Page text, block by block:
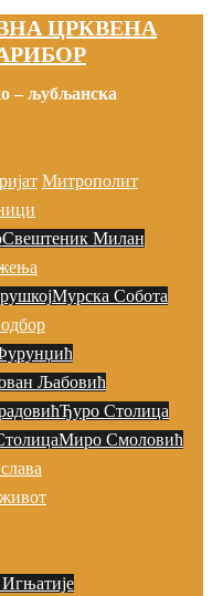
ЦРКВЕНА
– љубљанска
Митрополит
Свештеник Милан
Мурска Собота
Љaбовић
Ђуро Столица
Миро Смоловић